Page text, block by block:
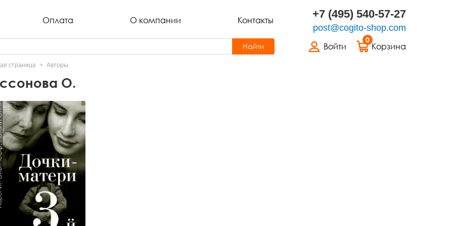
Оплата О компании Контакты +7 (495) 540-57-27
post@cogito-shop.com
Войти
0
Корзина
Найти
страница Авторы
О.